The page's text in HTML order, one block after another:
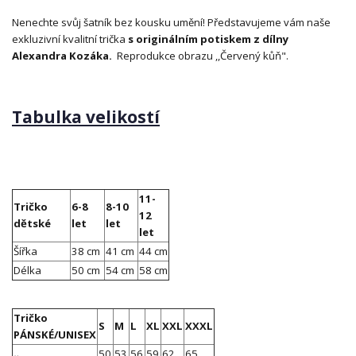
Nenechte svůj šatník bez kousku umění! Představujeme vám naše
exkluzivní kvalitní trička s originálním potiskem z dílny
Alexandra Kozáka. Reprodukce obrazu ,,Červený kůň".
Tabulka velikostí
Tričko
dětské
6-8
let
8-10
let
11-
12
let
Šířka
38 cm 41 cm 44 cm
Délka
50 cm 54 cm 58 cm
Tričko
PÁNSKÉ/UNISEX
S M L XL XXL XXXL